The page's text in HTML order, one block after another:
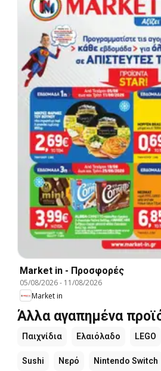
Market in - Προσφορές
05/08/2026- 11/08/2026
Market in
Άλλα αγαπημένα
Παιχνίδια Ελαιόλαδο LEGO
Sushi Νερό Nintendo Switch